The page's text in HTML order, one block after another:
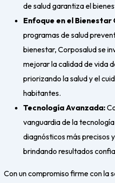
de salud garantiza el
Enfoque en el Bienestar
programas de salud
bienestar, Corposalud se
mejorar la calidad de vida
priorizando la salud y el
habitantes.
Tecnología Avanzada:
vanguardia de la
diagnósticos más precisos
brindando resultados
Con un compromiso firme con la